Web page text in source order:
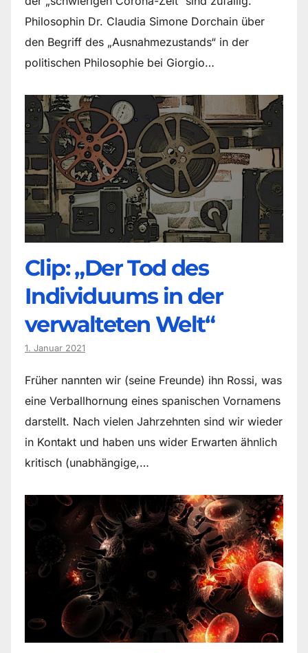
Philosophin Dr. Claudia Simone Dorchain über
den Begriff des „Ausnahmezustands“ in der
politischen Philosophie bei Giorgio…
Clip: „Der Tod des
Individuums in der
verwalteten Welt“
1. Januar 2021
Früher nannten wir (seine Freunde) ihn Rossi, was
eine Verballhornung eines spanischen Vornamens
darstellt. Nach vielen Jahrzehnten sind wir wieder
in Kontakt und haben uns wider Erwarten ähnlich
kritisch (unabhängige,…